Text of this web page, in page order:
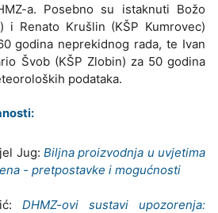
a. Posebno su istaknuti Božo
i Renato Krušlin (KŠP Kumrovec)
godina neprekidnog rada, te Ivan
Švob (KŠP Zlobin) za 50 godina
podataka.
Jug: Biljna proizvodnja u uvjetima
- pretpostavke i mogućnosti
DHMZ-ovi sustavi upozorenja: